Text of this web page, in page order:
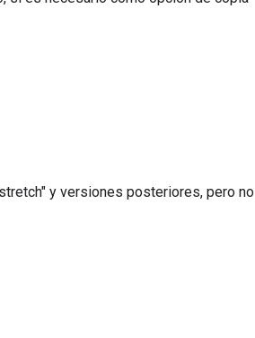
y versiones posteriores, pero no